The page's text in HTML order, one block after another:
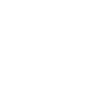
Salvador
crisis de
recuperar
proteger